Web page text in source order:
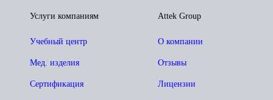
Attek Group
О компании
Отзывы
Лицензии
Услуги компаниям
Учебный центр
Мед. изделия
Сертификация